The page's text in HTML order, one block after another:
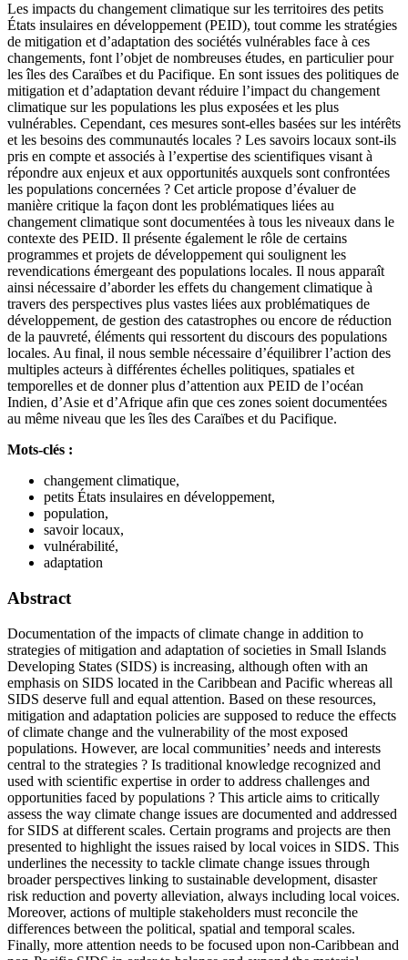
Les impacts du changement climatique sur les territoires des petits
États insulaires en développement (PEID), tout comme les stratégies
de mitigation et d’adaptation des sociétés vulnérables face à ces
changements, font l’objet de nombreuses études, en particulier pour
les îles des Caraïbes et du Pacifique. En sont issues des politiques de
mitigation et d’adaptation devant réduire l’impact du changement
climatique sur les populations les plus exposées et les plus
vulnérables. Cependant, ces mesures sont-elles basées sur les intérêts
et les besoins des communautés locales ? Les savoirs locaux sont-ils
pris en compte et associés à l’expertise des scientifiques visant à
répondre aux enjeux et aux opportunités auxquels sont confrontées
les populations concernées ? Cet article propose d’évaluer de
manière critique la façon dont les problématiques liées au
changement climatique sont documentées à tous les niveaux dans le
contexte des PEID. Il présente également le rôle de certains
programmes et projets de développement qui soulignent les
revendications émergeant des populations locales. Il nous apparaît
ainsi nécessaire d’aborder les effets du changement climatique à
travers des perspectives plus vastes liées aux problématiques de
développement, de gestion des catastrophes ou encore de réduction
de la pauvreté, éléments qui ressortent du discours des populations
locales. Au final, il nous semble nécessaire d’équilibrer l’action des
multiples acteurs à différentes échelles politiques, spatiales et
temporelles et de donner plus d’attention aux PEID de l’océan
Indien, d’Asie et d’Afrique afin que ces zones soient documentées
au même niveau que les îles des Caraïbes et du Pacifique.
Mots-clés :
changement climatique,
petits États insulaires en développement,
population,
savoir locaux,
vulnérabilité,
adaptation
Abstract
Documentation of the impacts of climate change in addition to
strategies of mitigation and adaptation of societies in Small Islands
Developing States (SIDS) is increasing, although often with an
emphasis on SIDS located in the Caribbean and Pacific whereas all
SIDS deserve full and equal attention. Based on these resources,
mitigation and adaptation policies are supposed to reduce the effects
of climate change and the vulnerability of the most exposed
populations. However, are local communities’ needs and interests
central to the strategies ? Is traditional knowledge recognized and
used with scientific expertise in order to address challenges and
opportunities faced by populations ? This article aims to critically
assess the way climate change issues are documented and addressed
for SIDS at different scales. Certain programs and projects are then
presented to highlight the issues raised by local voices in SIDS. This
underlines the necessity to tackle climate change issues through
broader perspectives linking to sustainable development, disaster
risk reduction and poverty alleviation, always including local voices.
Moreover, actions of multiple stakeholders must reconcile the
differences between the political, spatial and temporal scales.
Finally, more attention needs to be focused upon non-Caribbean and